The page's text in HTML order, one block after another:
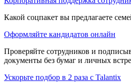
Какой соцпакет вы предлагаете
Оформляйте кандидатов онлайн
Проверяйте сотрудников и
документы без бумаг и личных
Ускорьте подбор в 2 раза с Talantix